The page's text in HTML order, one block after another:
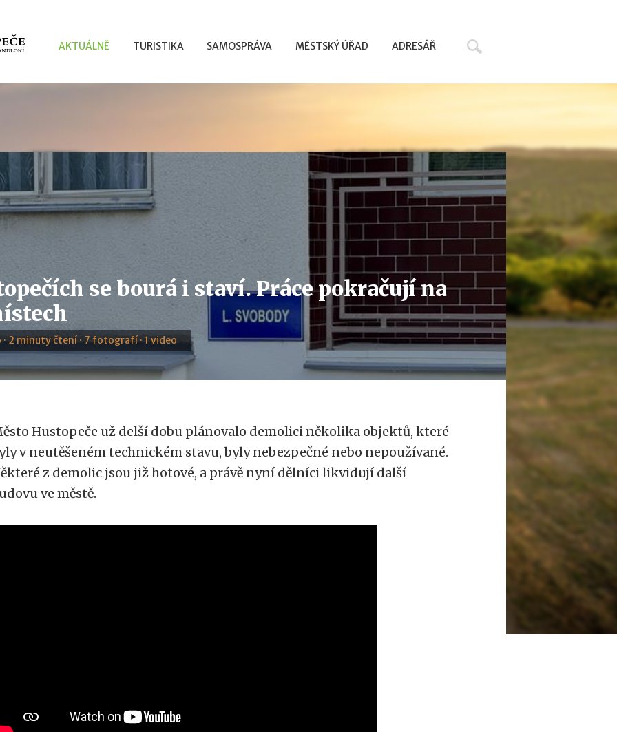
AKTUÁLNĚ TURISTIKA SAMOSPRÁVA MĚSTSKÝ ÚŘAD ADRESÁŘ
se bourá i staví. Práce pokračují na
· 2 minuty čtení · 7 fotografí · 1 video
Hustopeče už delší dobu plánovalo demolici několika objektů, které
v neutěšeném technickém stavu, byly nebezpečné nebo nepoužívané.
z demolic jsou již hotové, a právě nyní dělníci likvidují další
ve městě.